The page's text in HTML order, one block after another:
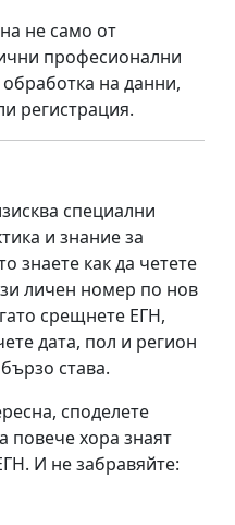
не само от
професионални
на данни,
регистрация.
специални
и знание за
знаете как да четете
личен номер по нов
срещнете ЕГН,
дата, пол и регион
става.
споделете
повече хора знаят
И не забравяйте: